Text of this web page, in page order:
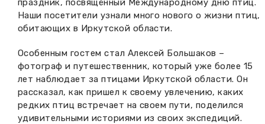
Вакансии музея
Независимая оценка
Проекты и программы
Научные издания
Ледокол Ангара
Музей В.Г. Распутина
КПЦ им. свт. Иннокентия (Вениаминова)
Научно-фондовый отдел
Музеи региона
Повышение квалификации
Передвижные выставки
праздник, посвящённый Международному дню птиц.
Наши посетители узнали много нового о жизни птиц,
обитающих в Иркутской области.
Особенным гостем стал Алексей Большаков –
фотограф и путешественник, который уже более 15
лет наблюдает за птицами Иркутской области. Он
рассказал, как пришел к своему увлечению, каких
редких птиц встречает на своем пути, поделился
удивительными историями из своих экспедиций.